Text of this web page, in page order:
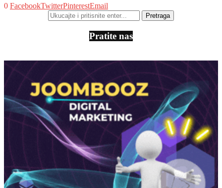
0 FacebookTwitterPinterestEmail
Pratite nas